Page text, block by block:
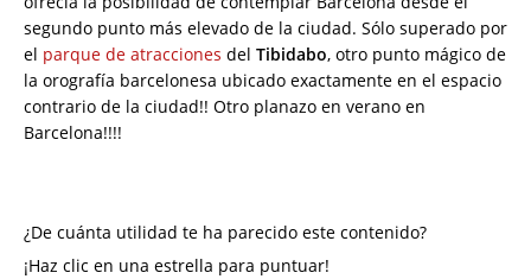
segundo punto más elevado de la ciudad. Sólo superado por
el parque de atracciones del Tibidabo, otro punto mágico de
la orografía barcelonesa ubicado exactamente en el espacio
contrario de la ciudad!! Otro planazo en verano en
Barcelona!!!!
¿De cuánta utilidad te ha parecido este contenido?
¡Haz clic en una estrella para puntuar!